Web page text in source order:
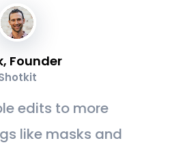
Founder
edits to more
like masks and